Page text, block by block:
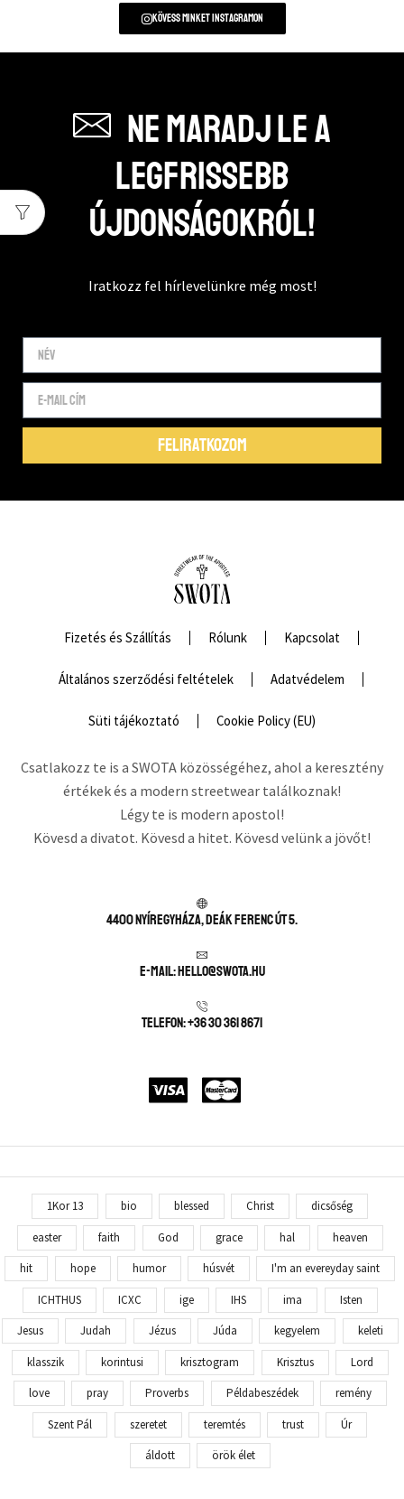
Kövess minket instagramon
Ne maradj le a
legfrissebb
újdonságokról!
Iratkozz fel hírlevelünkre még most!
FELIRATKOZOM
Fizetés és Szállítás Rólunk Kapcsolat
Általános szerződési feltételek Adatvédelem
Süti tájékoztató Cookie Policy (EU)
Csatlakozz te is a SWOTA közösségéhez, ahol a keresztény
értékek és a modern streetwear találkoznak!
Légy te is modern apostol!
Kövesd a divatot. Kövesd a hitet. Kövesd velünk a jövőt!
4400 Nyíregyháza, Deák Ferenc út 5.
E-mail: hello@swota.hu
Telefon: +36 30 361 8671
1Kor 13 bio blessed Christ dicsőség
easter faith God grace hal heaven
hit hope humor húsvét I'm an evereyday saint
ICHTHUS ICXC ige IHS ima Isten
Jesus Judah Jézus Júda kegyelem keleti
klasszik korintusi krisztogram Krisztus Lord
love pray Proverbs Példabeszédek remény
Szent Pál szeretet teremtés trust Úr
áldott örök élet